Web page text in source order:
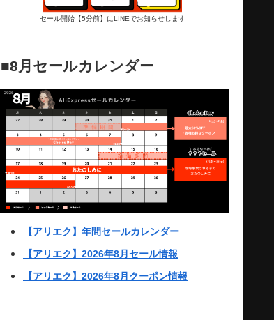
セール開始【5分前】にLINEでお知らせします
■8月セールカレンダー
【アリエク】年間セールカレンダー
【アリエク】2026年8月セール情報
【アリエク】2026年8月クーポン情報